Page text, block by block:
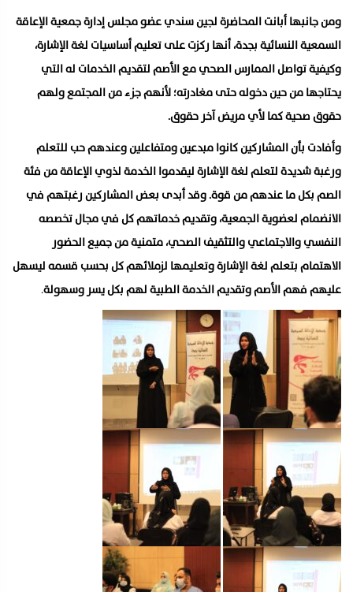
ومن جانبها أبانت المحاضرة لجين سندي عضو مجلس إدارة جمعية الإعاقة
السمعية النسائية بجدة، أنها ركزت على تعليم أساسيات لغة الإشارة،
وكيفية تواصل الممارس الصحي مع الأصم لتقديم الخدمات له التي
يحتاجها من حين دخوله حتى مغادرته؛ لأنهم جزء من المجتمع ولهم
حقوق صحية كما لأي مريض آخر حقوق.
وأفادت بأن المشاركين كانوا مبدعين ومتفاعلين وعندهم حب للتعلم
ورغبة شديدة لتعلم لغة الإشارة ليقدموا الخدمة لذوي الإعاقة من فئة
الصم بكل ما عندهم من قوة. وقد أبدى بعض المشاركين رغبتهم في
الانضمام لعضوية الجمعية، وتقديم خدماتهم كل في مجال تخصصه
النفسي والاجتماعي والتثقيف الصحي، متمنية من جميع الحضور
الاهتمام بتعلم لغة الإشارة وتعليمها لزملائهم كل بحسب قسمه ليسهل
عليهم فهم الأصم وتقديم الخدمة الطبية لهم بكل يسر وسهولة.